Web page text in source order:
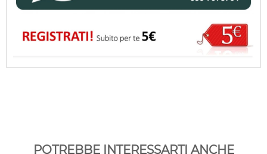
POTREBBE INTERESSARTI ANCHE